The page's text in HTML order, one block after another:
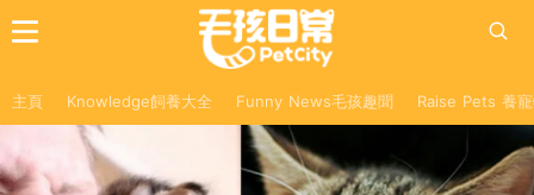
主頁 Knowledge飼養大全 Funny News毛孩趣聞 Raise Pets 養